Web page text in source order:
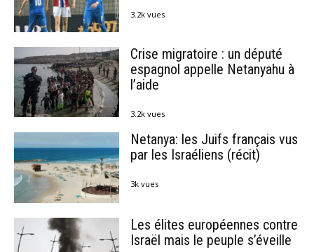
3.2k vues
Crise migratoire : un député
espagnol appelle Netanyahu à
l’aide
3.2k vues
Netanya: les Juifs français vus
par les Israéliens (récit)
3k vues
Les élites européennes contre
Israël mais le peuple s’éveille